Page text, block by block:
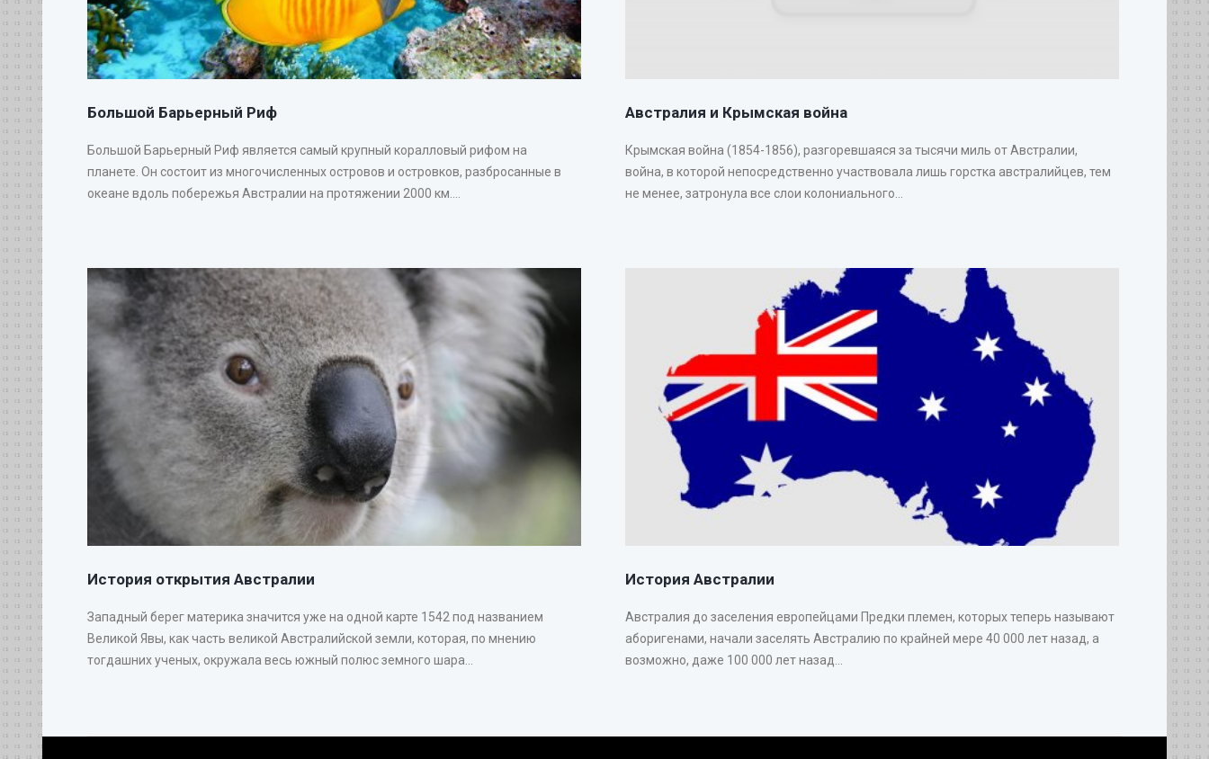
Большой Барьерный Риф
Большой Барьерный Риф является самый крупный коралловый рифом на
планете. Он состоит из многочисленных островов и островков, разбросанные в
океане вдоль побережья Австралии на протяжении 2000 км....
Австралия и Крымская война
Крымская война (1854-1856), разгоревшаяся за тысячи миль от Австралии,
война, в которой непосредственно участвовала лишь горстка австралийцев, тем
не менее, затронула все слои колониального...
История открытия Австралии
Западный берег материка значится уже на одной карте 1542 под названием
Великой Явы, как часть великой Австралийской земли, которая, по мнению
тогдашних ученых, окружала весь южный полюс земного шара...
История Австралии
Австралия до заселения европейцами Предки племен, которых теперь называют
аборигенами, начали заселять Австралию по крайней мере 40 000 лет назад, а
возможно, даже 100 000 лет назад...